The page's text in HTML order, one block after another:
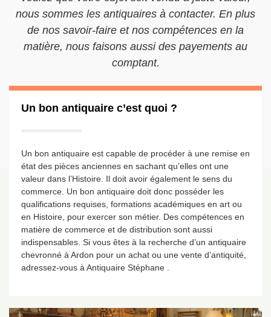
nous sommes les antiquaires à contacter. En plus
de nos savoir-faire et nos compétences en la
matière, nous faisons aussi des payements au
comptant.
Un bon antiquaire c’est quoi ?
Un bon antiquaire est capable de procéder à une remise en
état des pièces anciennes en sachant qu’elles ont une
valeur dans l’Histoire. Il doit avoir également le sens du
commerce. Un bon antiquaire doit donc posséder les
qualifications requises, formations académiques en art ou
en Histoire, pour exercer son métier. Des compétences en
matière de commerce et de distribution sont aussi
indispensables. Si vous êtes à la recherche d’un antiquaire
chevronné à Ardon pour un achat ou une vente d’antiquité,
adressez-vous à Antiquaire Stéphane .